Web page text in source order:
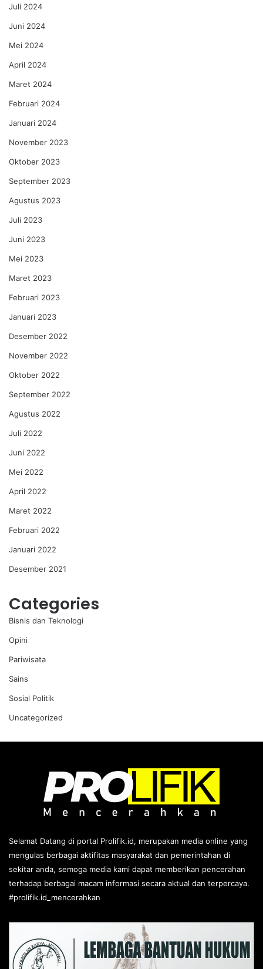
Juli 2024
Juni 2024
Mei 2024
April 2024
Maret 2024
Februari 2024
Januari 2024
November 2023
Oktober 2023
September 2023
Agustus 2023
Juli 2023
Juni 2023
Mei 2023
Maret 2023
Februari 2023
Januari 2023
Desember 2022
November 2022
Oktober 2022
September 2022
Agustus 2022
Juli 2022
Juni 2022
Mei 2022
April 2022
Maret 2022
Februari 2022
Januari 2022
Desember 2021
Categories
Bisnis dan Teknologi
Opini
Pariwisata
Sains
Sosial Politik
Uncategorized
Selamat Datang di portal Prolifik.id, merupakan media online yang
mengulas berbagai aktifitas masyarakat dan pemerintahan di
sekitar anda, semoga media kami dapat memberikan pencerahan
terhadap berbagai macam informasi secara aktual dan terpercaya.
#prolifik.id_mencerahkan